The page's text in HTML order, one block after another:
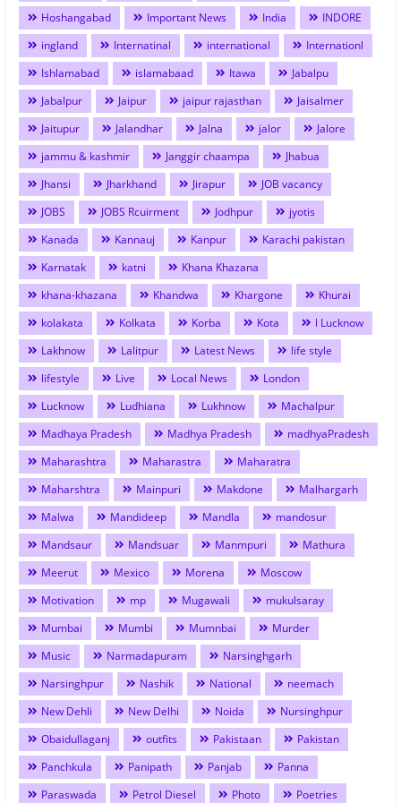
Hoshangabad
Important News India
INDORE
ingland
Internatinal international
Internationl
Ishlamabad
islamabaad Itawa
Jabalpu
Jabalpur
Jaipur jaipur rajasthan
Jaisalmer
Jaitupur
Jalandhar Jalna jalor
Jalore
jammu & kashmir
Janggir chaampa
Jhabua
Jhansi
Jharkhand Jirapur
JOB vacancy
JOBS
JOBS Rcuirment Jodhpur
jyotis
Kanada
Kannauj Kanpur
Karachi pakistan
Karnatak
katni
Khana Khazana
khana-khazana
Khandwa Khargone
Khurai
kolakata
Kolkata Korba Kota
l Lucknow
Lakhnow
Lalitpur Latest News
life style
lifestyle
Live Local News
London
Lucknow
Ludhiana Lukhnow
Machalpur
Madhaya Pradesh
Madhya Pradesh
madhyaPradesh
Maharashtra
Maharastra
Maharatra
Maharshtra
Mainpuri Makdone
Malhargarh
Malwa
Mandideep Mandla
mandosur
Mandsaur
Mandsuar Manmpuri
Mathura
Meerut
Mexico Morena
Moscow
Motivation
mp Mugawali
mukulsaray
Mumbai
Mumbi Mumnbai
Murder
Music
Narmadapuram
Narsinghgarh
Narsinghpur
Nashik National
neemach
New Dehli
New Delhi Noida
Nursinghpur
Obaidullaganj
outfits Pakistaan
Pakistan
Panchkula
Panipath Panjab
Panna
Paraswada
Petrol Diesel Photo
Poetries